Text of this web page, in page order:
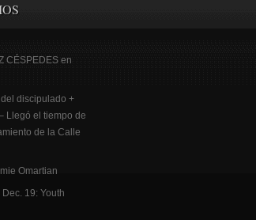
CÉSPEDES en
discipulado +
Llegó el tiempo de
de la Calle
Omartian
Dec. 19: Youth